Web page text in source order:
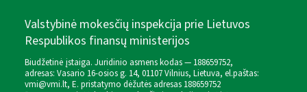
Valstybinė mokesčių inspekcija prie Lietuvos
Respublikos finansų ministerijos
Biudžetinė įstaiga. Juridinio asmens kodas — 188659752,
adresas: Vasario 16-osios g. 14, 01107 Vilnius, Lietuva, el.paštas:
vmi@vmi.lt, E. pristatymo dėžutės adresas 188659752